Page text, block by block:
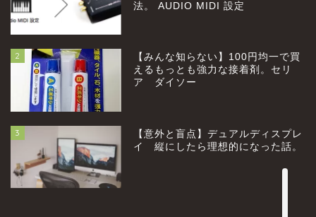
法。 AUDIO MIDI 設定
2
【みんな知らない】100円均一で買
えるもっとも強力な接着剤。セリ
ア ダイソー
3
【意外と盲点】デュアルディスプレ
イ 縦にしたら理想的になった話。
home
category